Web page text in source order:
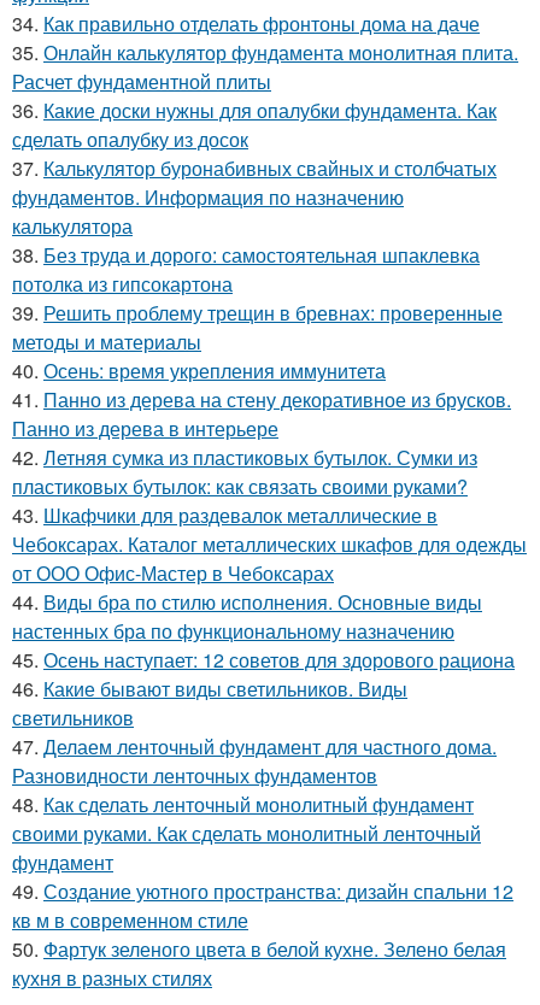
34. Как правильно отделать фронтоны дома на даче
35. Онлайн калькулятор фундамента монолитная плита.
Расчет фундаментной плиты
36. Какие доски нужны для опалубки фундамента. Как
сделать опалубку из досок
37. Калькулятор буронабивных свайных и столбчатых
фундаментов. Информация по назначению
калькулятора
38. Без труда и дорого: самостоятельная шпаклевка
потолка из гипсокартона
39. Решить проблему трещин в бревнах: проверенные
методы и материалы
40. Осень: время укрепления иммунитета
41. Панно из дерева на стену декоративное из брусков.
Панно из дерева в интерьере
42. Летняя сумка из пластиковых бутылок. Сумки из
пластиковых бутылок: как связать своими руками?
43. Шкафчики для раздевалок металлические в
Чебоксарах. Каталог металлических шкафов для одежды
от ООО Офис-Мастер в Чебоксарах
44. Виды бра по стилю исполнения. Основные виды
настенных бра по функциональному назначению
45. Осень наступает: 12 советов для здорового рациона
46. Какие бывают виды светильников. Виды
светильников
47. Делаем ленточный фундамент для частного дома.
Разновидности ленточных фундаментов
48. Как сделать ленточный монолитный фундамент
своими руками. Как сделать монолитный ленточный
фундамент
49. Создание уютного пространства: дизайн спальни 12
кв м в современном стиле
50. Фартук зеленого цвета в белой кухне. Зелено белая
кухня в разных стилях